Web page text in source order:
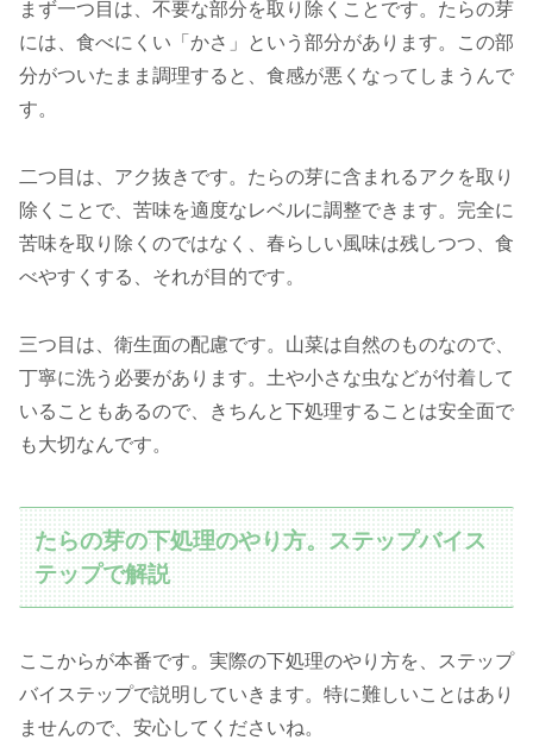
まず一つ目は、不要な部分を取り除くことです。たらの芽
には、食べにくい「かさ」という部分があります。この部
分がついたまま調理すると、食感が悪くなってしまうんで
す。
二つ目は、アク抜きです。たらの芽に含まれるアクを取り
除くことで、苦味を適度なレベルに調整できます。完全に
苦味を取り除くのではなく、春らしい風味は残しつつ、食
べやすくする、それが目的です。
三つ目は、衛生面の配慮です。山菜は自然のものなので、
丁寧に洗う必要があります。土や小さな虫などが付着して
いることもあるので、きちんと下処理することは安全面で
も大切なんです。
たらの芽の下処理のやり方。ステップバイス
テップで解説
ここからが本番です。実際の下処理のやり方を、ステップ
バイステップで説明していきます。特に難しいことはあり
ませんので、安心してくださいね。